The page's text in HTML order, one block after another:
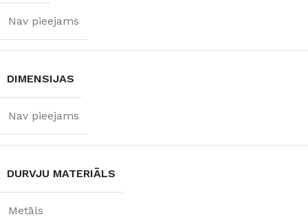
Kreisā ,Labā
RAŽOTĀJS
Supremme
Nav pieejams
DIMENSIJAS
Nav pieejams
DURVJU MATERIĀLS
Metāls